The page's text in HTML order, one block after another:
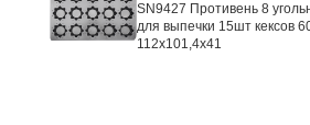
SN9427 Противень 8
для выпечки 15шт кексов
112х101,4х41